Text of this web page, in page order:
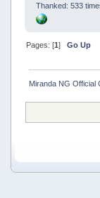
Thanked: 533
Pages: [1] Go Up
Miranda NG Official